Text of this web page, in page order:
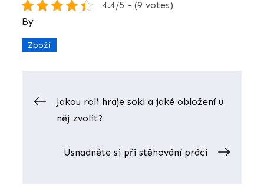
4.4/5 - (9 votes)
By
Zboží
Navigace
pro
příspěvek
Jakou roli hraje sokl a jaké obložení u
něj zvolit?
Usnadněte si při stěhování práci